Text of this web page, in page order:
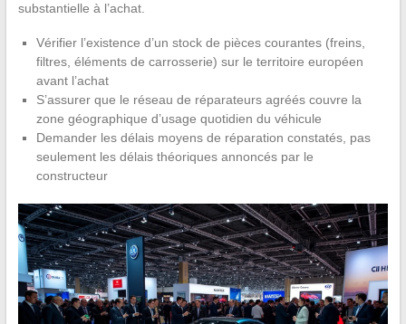
substantielle à l’achat.
Vérifier l’existence d’un stock de pièces courantes (freins,
filtres, éléments de carrosserie) sur le territoire européen
avant l’achat
S’assurer que le réseau de réparateurs agréés couvre la
zone géographique d’usage quotidien du véhicule
Demander les délais moyens de réparation constatés, pas
seulement les délais théoriques annoncés par le
constructeur